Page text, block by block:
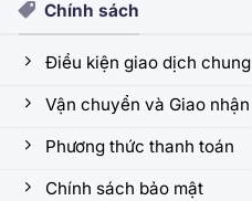
Chính sách
Điều kiện giao dịch chung
Vận chuyển và Giao nhận
Phương thức thanh toán
Chính sách bảo mật